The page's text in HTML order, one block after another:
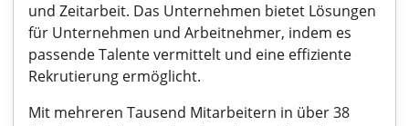
und Zeitarbeit. Das Unternehmen bietet Lösungen
für Unternehmen und Arbeitnehmer, indem es
passende Talente vermittelt und eine effiziente
Rekrutierung ermöglicht.
Mit mehreren Tausend Mitarbeitern in über 38